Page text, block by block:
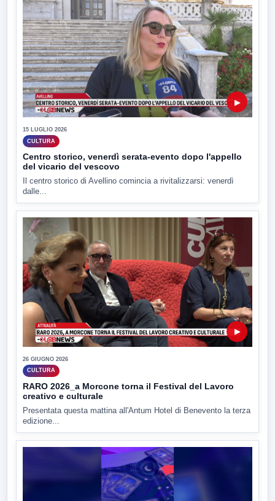
▶
15 LUGLIO 2026
CULTURA
Centro storico, venerdì serata-evento dopo l'appello
del vicario del vescovo
Il centro storico di Avellino comincia a rivitalizzarsi: venerdì
dalle...
▶
26 GIUGNO 2026
CULTURA
RARO 2026_a Morcone torna il Festival del Lavoro
creativo e culturale
Presentata questa mattina all'Antum Hotel di Benevento la terza
edizione...